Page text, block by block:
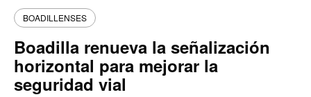
BOADILLENSES
Boadilla renueva la señalización
horizontal para mejorar la
seguridad vial